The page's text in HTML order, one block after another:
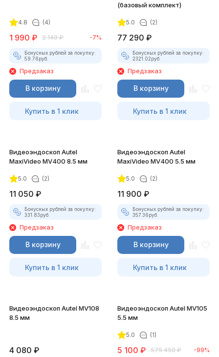
4.8 (4)
1 990 ₽ 2 140 ₽ -7%
Бонусных рублей за покупку:
59.76руб.
Предзаказ
В корзину
Купить в 1 клик
(базовый комплект)
5.0 (2)
77 290 ₽
Бонусных рублей за покупку:
2321.02руб.
Предзаказ
В корзину
Купить в 1 клик
Видеоэндоскоп Autel
MaxiVideo MV400 8.5 мм
5.0 (2)
11 050 ₽
Бонусных рублей за покупку:
331.83руб.
Предзаказ
В корзину
Купить в 1 клик
Видеоэндоскоп Autel
MaxiVideo MV400 5.5 мм
5.0 (2)
11 900 ₽
Бонусных рублей за покупку:
357.36руб.
Предзаказ
В корзину
Купить в 1 клик
Видеоэндоскоп Autel MV108
8.5 мм
4 080 ₽
Видеоэндоскоп Autel MV105
5.5 мм
5.0 (1)
5 100 ₽ 575 450 ₽ -99%